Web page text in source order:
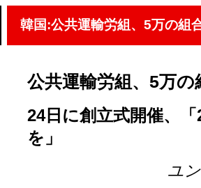
韓国:公共運輸労組、5万の組
公共運輸労組、5万
24日に創立式開催、
を」
ユ